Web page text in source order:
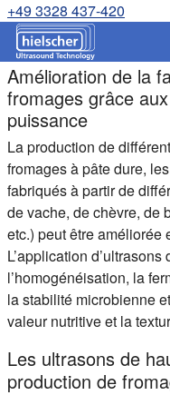
+49 3328 437-420
Amélioration de la
fromages grâce
puissance
La production de
fromages à pâte dure,
fabriqués à partir de
de vache, de chèvre, de
etc.) peut être améliorée
L’application
l’homogénéisation, la
la stabilité microbienne
valeur nutritive et la
Les ultrasons de
production de